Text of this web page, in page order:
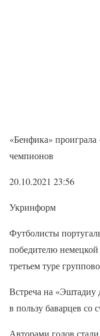
«Бенфика»
чемпионов
20.10.2021 23:56
Укринформ
Футболисты
победителю
третьем туре
Встреча на «Эштадиу
в пользу баварцев со
Авторами голов